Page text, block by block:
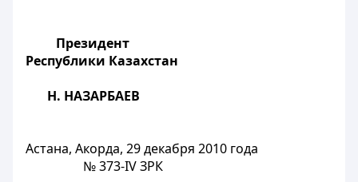
Президент
Республики Казахстан
Н. НАЗАРБАЕВ
Астана, Акорда, 29 декабря 2010 года
№373-IVЗРК